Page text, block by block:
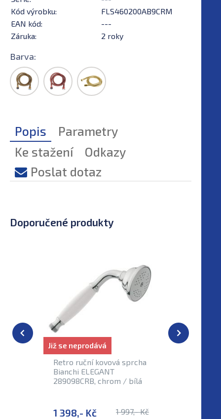
Kód výrobku:
FLS460200AB9CRM
EAN kód:
---
Záruka:
2 roky
Barva:
Popis
Parametry
Ke stažení
Odkazy
Poslat dotaz
Doporučené produkty
Retro ruční kovová sprcha
Bianchi ELEGANT
289098CRB, chrom / bílá
1 398,- Kč 1 997,- Kč
Již se neprodává Skladem